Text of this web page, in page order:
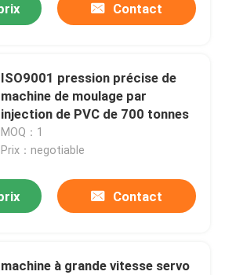
Contact
ISO9001 pression précise de
machine de moulage par
injection de PVC de 700 tonnes
MOQ：1
Prix：negotiable
Contact
machine à grande vitesse servo